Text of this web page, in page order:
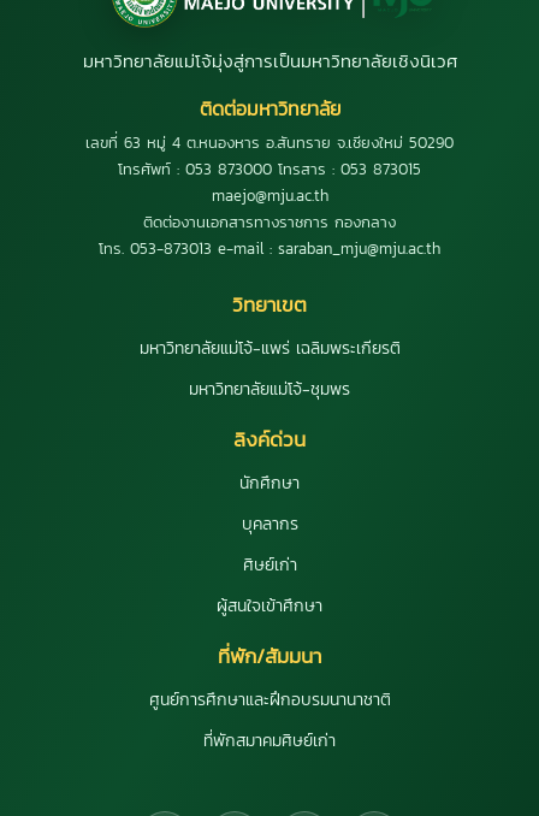
มหาวิทยาลัยแม่โจ้มุ่งสู่การเป็นมหาวิทยาลัยเชิงนิเวศ
ติดต่อมหาวิทยาลัย
เลขที่ 63 หมู่ 4 ต.หนองหาร อ.สันทราย จ.เชียงใหม่ 50290
โทรศัพท์ : 053 873000 โทรสาร : 053 873015
maejo@mju.ac.th
ติดต่องานเอกสารทางราชการ กองกลาง
โทร. 053-873013 e-mail : saraban_mju@mju.ac.th
วิทยาเขต
มหาวิทยาลัยแม่โจ้-แพร่ เฉลิมพระเกียรติ
มหาวิทยาลัยแม่โจ้-ชุมพร
ลิงค์ด่วน
นักศึกษา
บุคลากร
ศิษย์เก่า
ผู้สนใจเข้าศึกษา
ที่พัก/สัมมนา
ศูนย์การศึกษาและฝึกอบรมนานาชาติ
ที่พักสมาคมศิษย์เก่า